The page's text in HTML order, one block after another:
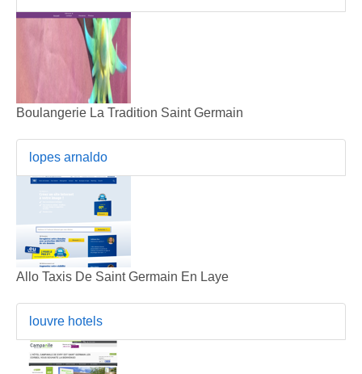
Boulangerie La Tradition Saint Germain
lopes arnaldo
Allo Taxis De Saint Germain En Laye
louvre hotels